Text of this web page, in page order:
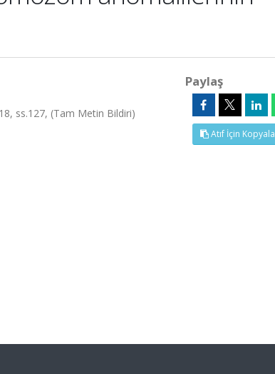
ss.127, (Tam Metin Bildiri)
Paylaş
Atıf İçin Kopyala